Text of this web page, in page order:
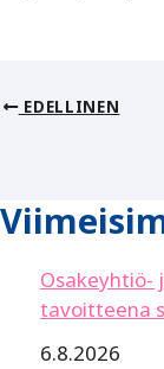
EDELLINEN
Osakeyhtiö-
tavoitteena
6.8.2026